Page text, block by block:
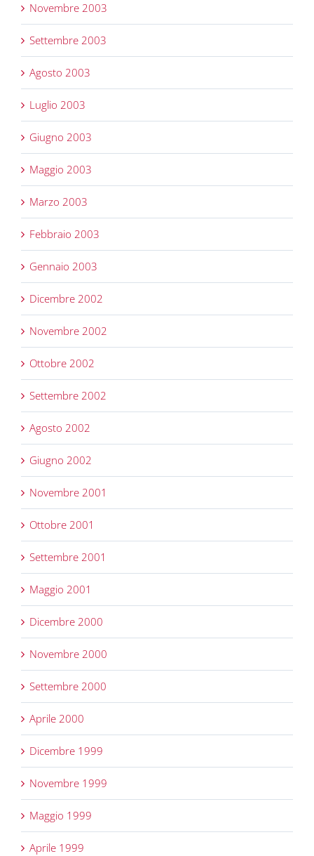
Novembre 2003
Settembre 2003
Agosto 2003
Luglio 2003
Giugno 2003
Maggio 2003
Marzo 2003
Febbraio 2003
Gennaio 2003
Dicembre 2002
Novembre 2002
Ottobre 2002
Settembre 2002
Agosto 2002
Giugno 2002
Novembre 2001
Ottobre 2001
Settembre 2001
Maggio 2001
Dicembre 2000
Novembre 2000
Settembre 2000
Aprile 2000
Dicembre 1999
Novembre 1999
Maggio 1999
Aprile 1999